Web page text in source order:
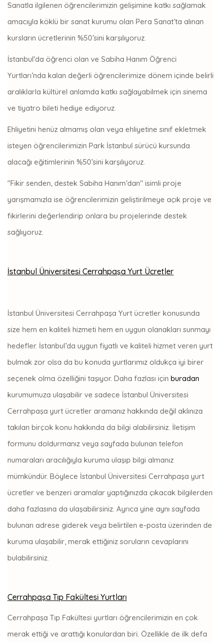
Sanatla ilgilenen öğrencilerimizin gelişimine katkı sağlamak
amacıyla köklü bir sanat kurumu olan Pera Sanat’ta alınan
kursların ücretlerinin %50’sini karşılıyoruz.
İstanbul'da öğrenci olan ve Sabiha Hanım Öğrenci
Yurtları’nda kalan değerli öğrencilerimize dönem içinde belirli
aralıklarla kültürel anlamda katkı sağlayabilmek için sinema
ve tiyatro bileti hediye ediyoruz.
Ehliyetini henüz almamış olan veya ehliyetine sınıf ekletmek
isteyen öğrencilerimizin Park İstanbul sürücü kursunda
alacağı eğitimlerinin %50’sini karşılıyoruz.
"Fikir senden, destek Sabiha Hanım’dan" isimli proje
yarışmamızla ise öğrencilerimizin geliştirilmeye açık proje ve
fikirlerini değerlendirip onlara bu projelerinde destek
sağlıyoruz.
İstanbul Üniversitesi Cerrahpaşa Yurt Ücretler
İstanbul Üniversitesi Cerrahpaşa Yurt ücretler konusunda
size hem en kaliteli hizmeti hem en uygun olanakları sunmayı
hedefler. İstanbul’da uygun fiyatlı ve kaliteli hizmet veren yurt
bulmak zor olsa da bu konuda yurtlarımız oldukça iyi birer
seçenek olma özelliğini taşıyor. Daha fazlası için buradan
kurumumuza ulaşabilir ve sadece İstanbul Üniversitesi
Cerrahpaşa yurt ücretler aramanız hakkında değil aklınıza
takılan birçok konu hakkında da bilgi alabilirsiniz. İletişim
formunu doldurmanız veya sayfada bulunan telefon
numaraları aracılığıyla kuruma ulaşıp bilgi almanız
mümkündür. Böylece İstanbul Üniversitesi Cerrahpaşa yurt
ücretler ve benzeri aramalar yaptığınızda çıkacak bilgilerden
daha fazlasına da ulaşabilirsiniz. Ayrıca yine aynı sayfada
bulunan adrese giderek veya belirtilen e-posta üzerinden de
kuruma ulaşabilir, merak ettiğiniz soruların cevaplarını
bulabilirsiniz.
Cerrahpaşa Tıp Fakültesi Yurtları
Cerrahpaşa Tıp Fakültesi yurtları öğrencilerimizin en çok
merak ettiği ve arattığı konulardan biri. Özellikle de ilk defa